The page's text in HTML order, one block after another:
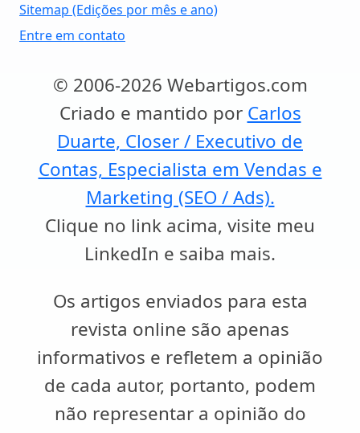
Sitemap (Edições por mês e ano)
Entre em contato
© 2006-2026 Webartigos.com
Criado e mantido por Carlos
Duarte, Closer / Executivo de
Contas, Especialista em Vendas e
Marketing (SEO / Ads).
Clique no link acima, visite meu
LinkedIn e saiba mais.
Os artigos enviados para esta
revista online são apenas
informativos e refletem a opinião
de cada autor, portanto, podem
não representar a opinião do